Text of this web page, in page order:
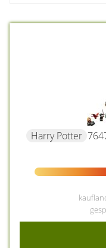
Harry Potter